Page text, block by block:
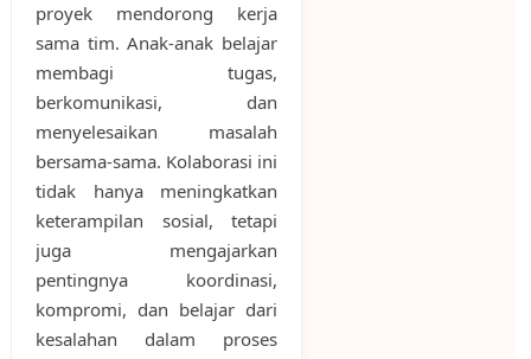
proyek mendorong kerja
sama tim. Anak-anak belajar
membagi tugas,
berkomunikasi, dan
menyelesaikan masalah
bersama-sama. Kolaborasi ini
tidak hanya meningkatkan
keterampilan sosial, tetapi
juga mengajarkan
pentingnya koordinasi,
kompromi, dan belajar dari
kesalahan dalam proses